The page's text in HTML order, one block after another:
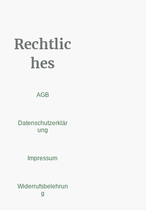
Rechtlic
hes
AGB
Datenschutzerklär
ung
Impressum
Widerrufsbelehrun
g